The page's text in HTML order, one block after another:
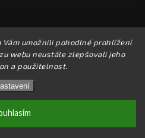
Vám umožnili pohodlné prohlížení
webu neustále zlepšovali jeho
a použitelnost.
zavřeno z důvodu
v provozu, objednávky
17.8.2026. Děkujeme za
cookies